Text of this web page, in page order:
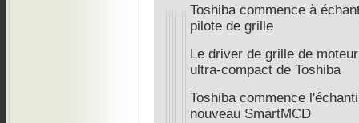
Toshiba commence à
pilote de grille
Le driver de grille de
ultra-compact de Toshiba
Toshiba commence
nouveau SmartMCD